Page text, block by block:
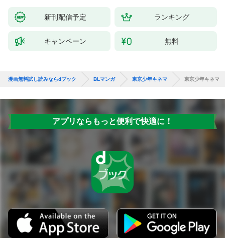
新刊配信予定 ランキング
キャンペーン 無料
漫画無料試し読みならdブック BLマンガ 東京少年キネマ 東京少年キネマ
アプリならもっと便利で快適に！